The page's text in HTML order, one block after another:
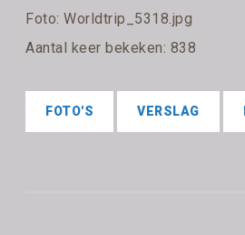
Foto: Worldtrip_5318.jpg
Aantal keer bekeken: 838
FOTO'S VERSLAG